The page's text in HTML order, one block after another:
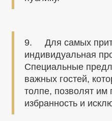
9. Для самых
индивидуальная
Специальные
важных гостей,
толпе, позволят им
избранность и